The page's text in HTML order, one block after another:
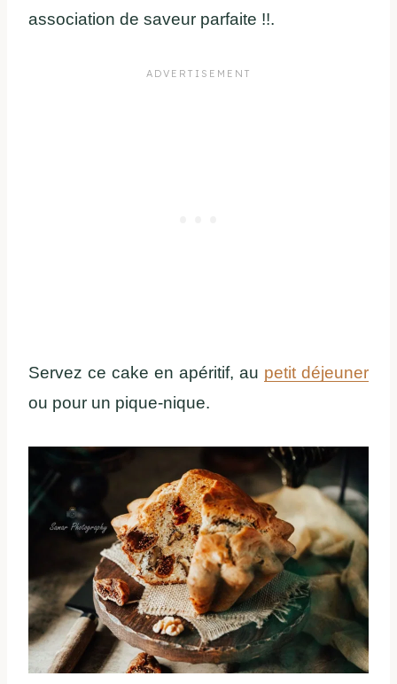
association de saveur parfaite !!.
Servez ce cake en apéritif, au petit déjeuner
ou pour un pique-nique.